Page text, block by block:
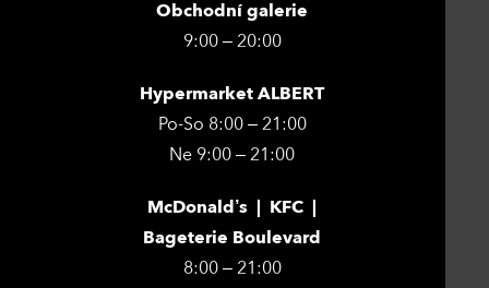
Obchodní galerie
9:00 – 20:00
Hypermarket ALBERT
Po-So 8:00 – 21:00
Ne 9:00 – 21:00
McDonald’s | KFC |
Bageterie Boulevard
8:00 – 21:00